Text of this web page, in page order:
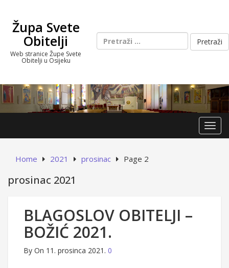
contentŽupa Svete
Obitelji
Web stranice Župe Svete
Obitelji u Osijeku
Pretraži:
Home 2021 prosinac Page 2
prosinac 2021
BLAGOSLOV OBITELJI –
BOŽIĆ 2021.
By On 11. prosinca 2021. 0